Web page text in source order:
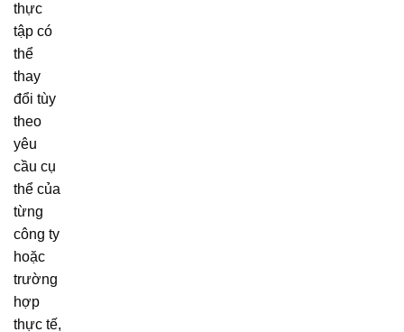
thực
tập có
thể
thay
đổi tùy
theo
yêu
cầu cụ
thể của
từng
công ty
hoặc
trường
hợp
thực tế,